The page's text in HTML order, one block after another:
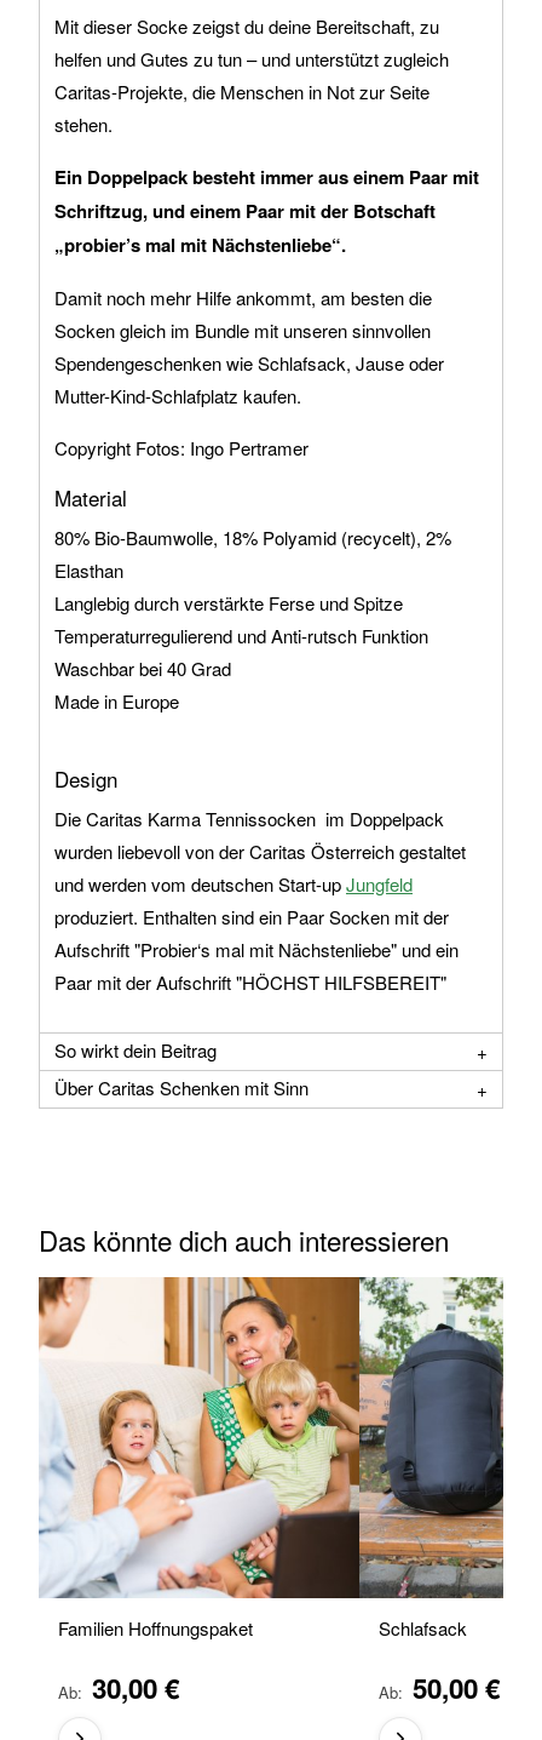
Mit dieser Socke zeigst du deine Bereitschaft, zu
helfen und Gutes zu tun – und unterstützt zugleich
Caritas-Projekte, die Menschen in Not zur Seite
stehen.
Ein Doppelpack besteht immer aus einem Paar mit
Schriftzug, und einem Paar mit der Botschaft
„probier’s mal mit Nächstenliebe“.
Damit noch mehr Hilfe ankommt, am besten die
Socken gleich im Bundle mit unseren sinnvollen
Spendengeschenken wie Schlafsack, Jause oder
Mutter-Kind-Schlafplatz kaufen.
Copyright Fotos: Ingo Pertramer
Material
80% Bio-Baumwolle, 18% Polyamid (recycelt), 2%
Elasthan
Langlebig durch verstärkte Ferse und Spitze
Temperaturregulierend und Anti-rutsch Funktion
Waschbar bei 40 Grad
Made in Europe
Design
Die Caritas Karma Tennissocken im Doppelpack
wurden liebevoll von der Caritas Österreich gestaltet
und werden vom deutschen Start-upJungfeld
produziert. Enthalten sind ein Paar Socken mit der
Aufschrift "Probier‘s mal mit Nächstenliebe" und ein
Paar mit der Aufschrift "HÖCHST HILFSBEREIT"
So wirkt dein Beitrag
Über Caritas Schenken mit Sinn
Das könnte dich auch interessieren
Familien Hoffnungspaket
Ab 30,00 €
Schlafsack
Ab 50,00 €